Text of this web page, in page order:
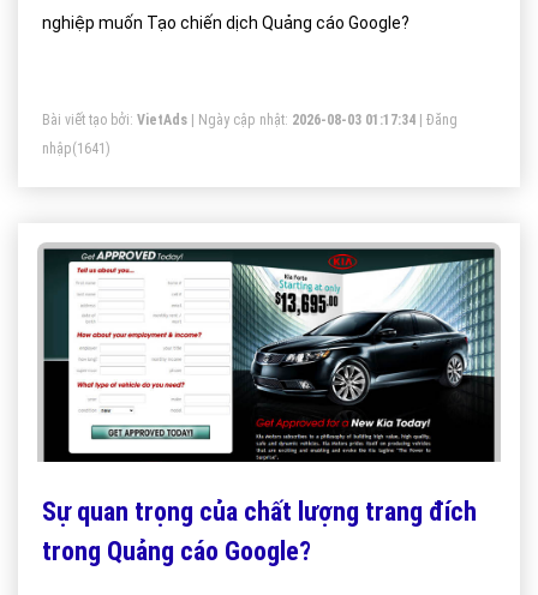
nghiệp muốn Tạo chiến dịch Quảng cáo Google?
Bài viết tạo bởi: VietAds | Ngày cập nhật: 2026-08-03 01:17:34
Đăng
nhập(1641)
Sự quan trọng của chất lượng trang đích
trong Quảng cáo Google?